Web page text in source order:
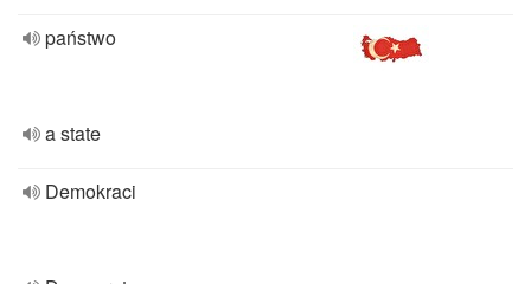
państwo
a state
Demokraci